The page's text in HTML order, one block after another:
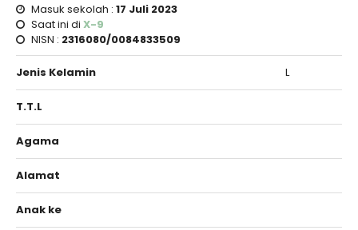
Masuk sekolah : 17 Juli 2023
Saat ini di X-9
NISN : 2316080/0084833509
Jenis Kelamin L
T.T.L
Agama
Alamat
Anak ke